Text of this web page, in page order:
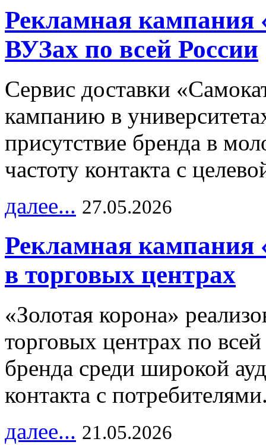
Рекламная кампания
ВУЗах по всей России
Сервис доставки
кампанию в
присутствие бренда в
частоту контакта с
далее... 27.05.2026
Рекламная кампания
в торговых центрах
«Золотая корона»
торговых центрах по
бренда среди широкой
контакта с
далее... 21.05.2026